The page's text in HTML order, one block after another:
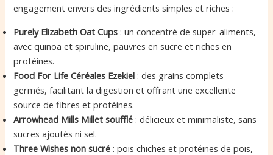
engagement envers des ingrédients simples et riches :
Purely Elizabeth Oat Cups : un concentré de super-aliments,
avec quinoa et spiruline, pauvres en sucre et riches en
protéines.
Food For Life Céréales Ezekiel : des grains complets
germés, facilitant la digestion et offrant une excellente
source de fibres et protéines.
Arrowhead Mills Millet soufflé : délicieux et minimaliste, sans
sucres ajoutés ni sel.
Three Wishes non sucré : pois chiches et protéines de pois,